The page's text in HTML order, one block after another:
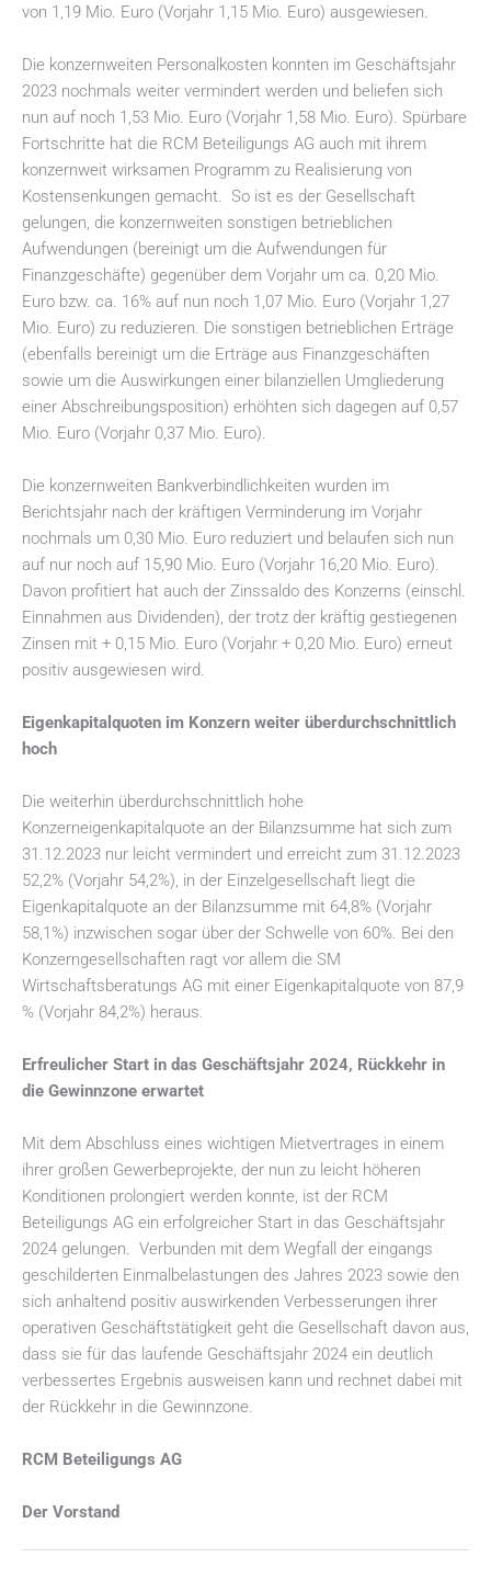
von 1,19 Mio. Euro (Vorjahr 1,15 Mio. Euro) ausgewiesen.
Die konzernweiten Personalkosten konnten im Geschäftsjahr
2023 nochmals weiter vermindert werden und beliefen sich
nun auf noch 1,53 Mio. Euro (Vorjahr 1,58 Mio. Euro). Spürbare
Fortschritte hat die RCM Beteiligungs AG auch mit ihrem
konzernweit wirksamen Programm zu Realisierung von
Kostensenkungen gemacht. So ist es der Gesellschaft
gelungen, die konzernweiten sonstigen betrieblichen
Aufwendungen (bereinigt um die Aufwendungen für
Finanzgeschäfte) gegenüber dem Vorjahr um ca. 0,20 Mio.
Euro bzw. ca. 16% auf nun noch 1,07 Mio. Euro (Vorjahr 1,27
Mio. Euro) zu reduzieren. Die sonstigen betrieblichen Erträge
(ebenfalls bereinigt um die Erträge aus Finanzgeschäften
sowie um die Auswirkungen einer bilanziellen Umgliederung
einer Abschreibungsposition) erhöhten sich dagegen auf 0,57
Mio. Euro (Vorjahr 0,37 Mio. Euro).
Die konzernweiten Bankverbindlichkeiten wurden im
Berichtsjahr nach der kräftigen Verminderung im Vorjahr
nochmals um 0,30 Mio. Euro reduziert und belaufen sich nun
auf nur noch auf 15,90 Mio. Euro (Vorjahr 16,20 Mio. Euro).
Davon profitiert hat auch der Zinssaldo des Konzerns (einschl.
Einnahmen aus Dividenden), der trotz der kräftig gestiegenen
Zinsen mit + 0,15 Mio. Euro (Vorjahr + 0,20 Mio. Euro) erneut
positiv ausgewiesen wird.
Eigenkapitalquoten im Konzern weiter überdurchschnittlich
hoch
Die weiterhin überdurchschnittlich hohe
Konzerneigenkapitalquote an der Bilanzsumme hat sich zum
31.12.2023 nur leicht vermindert und erreicht zum 31.12.2023
52,2% (Vorjahr 54,2%), in der Einzelgesellschaft liegt die
Eigenkapitalquote an der Bilanzsumme mit 64,8% (Vorjahr
58,1%) inzwischen sogar über der Schwelle von 60%. Bei den
Konzerngesellschaften ragt vor allem die SM
Wirtschaftsberatungs AG mit einer Eigenkapitalquote von 87,9
% (Vorjahr 84,2%) heraus.
Erfreulicher Start in das Geschäftsjahr 2024, Rückkehr in
die Gewinnzone erwartet
Mit dem Abschluss eines wichtigen Mietvertrages in einem
ihrer großen Gewerbeprojekte, der nun zu leicht höheren
Konditionen prolongiert werden konnte, ist der RCM
Beteiligungs AG ein erfolgreicher Start in das Geschäftsjahr
2024 gelungen. Verbunden mit dem Wegfall der eingangs
geschilderten Einmalbelastungen des Jahres 2023 sowie den
sich anhaltend positiv auswirkenden Verbesserungen ihrer
operativen Geschäftstätigkeit geht die Gesellschaft davon aus,
dass sie für das laufende Geschäftsjahr 2024 ein deutlich
verbessertes Ergebnis ausweisen kann und rechnet dabei mit
der Rückkehr in die Gewinnzone.
RCM Beteiligungs AG
Der Vorstand